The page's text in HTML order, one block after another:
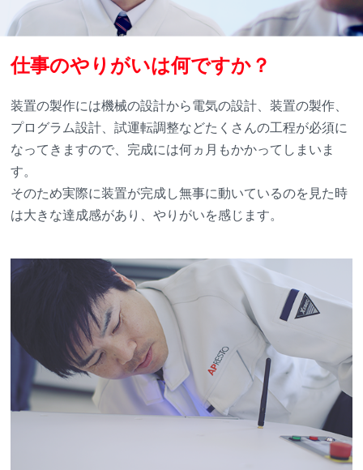
仕事のやりがいは何ですか？
装置の製作には機械の設計から電気の設計、装置の製作、
プログラム設計、試運転調整などたくさんの工程が必須に
なってきますので、完成には何ヵ月もかかってしまいま
す。
そのため実際に装置が完成し無事に動いているのを見た時
は大きな達成感があり、やりがいを感じます。